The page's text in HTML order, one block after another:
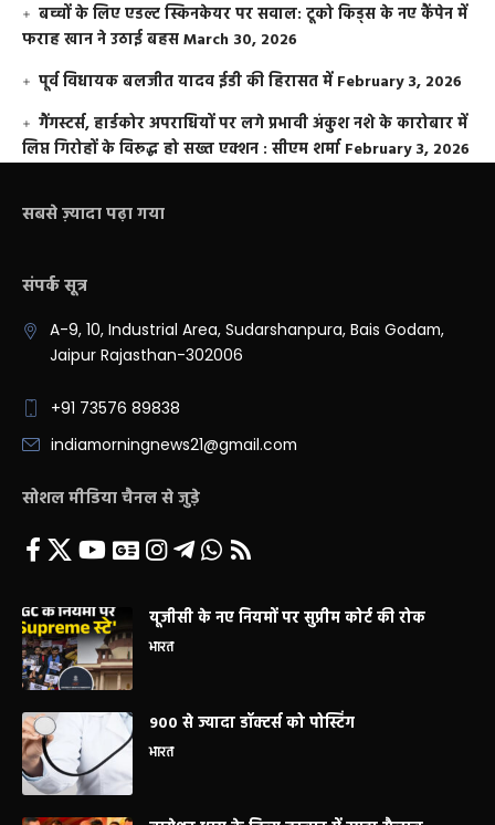
बच्चों के लिए एडल्ट स्किनकेयर पर सवाल: टूको किड्स के नए कैंपेन में
फराह खान ने उठाई बहसMarch 30, 2026
पूर्व विधायक बलजीत यादव ईडी की हिरासत में February 3, 2026
गैंगस्टर्स, हार्डकोर अपराधियों पर लगे प्रभावी अंकुश नशे के कारोबार में
लिप्त गिरोहों के विरूद्ध हो सख्त एक्शन : सीएम शर्मा February 3, 2026
सबसे ज़्यादा पढ़ा गया
संपर्क सूत्र
A-9, 10, Industrial Area, Sudarshanpura, Bais Godam,
Jaipur Rajasthan-302006
+91 73576 89838
indiamorningnews21@gmail.com
सोशल मीडिया चैनल से जुड़े
यूजीसी के नए नियमों पर सुप्रीम कोर्ट की रोक
भारत
900 से ज्यादा डॉक्टर्स को पोस्टिंग
भारत